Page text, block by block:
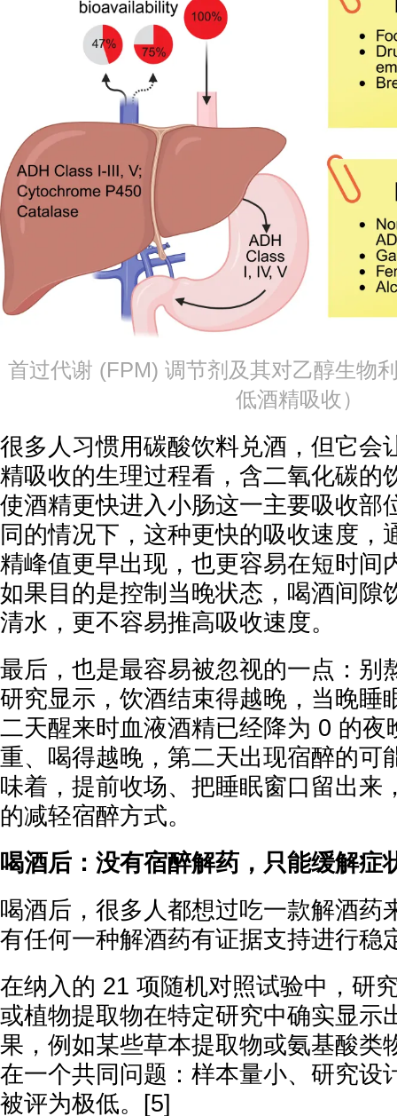
首过代谢 (FPM) 调节剂及其对乙醇生物
低酒精吸收）
很多人习惯用碳酸饮料兑酒，但它会
精吸收的生理过程看，含二氧化碳的
使酒精更快进入小肠这一主要吸收部
同的情况下，这种更快的吸收速度，
精峰值更早出现，也更容易在短时间
如果目的是控制当晚状态，喝酒间隙
清水，更不容易推高吸收速度。
最后，也是最容易被忽视的一点：别
研究显示，饮酒结束得越晚，当晚睡
二天醒来时血液酒精已经降为 0 的夜
重、喝得越晚，第二天出现宿醉的可
味着，提前收场、把睡眠窗口留出来
的减轻宿醉方式。
喝酒后：没有宿醉解药，只能缓解症
喝酒后，很多人都想过吃一款解酒药
有任何一种解酒药有证据支持进行稳
在纳入的 21 项随机对照试验中，研
或植物提取物在特定研究中确实显示
果，例如某些草本提取物或氨基酸类
在一个共同问题：样本量小、研究设
被评为极低。[5]